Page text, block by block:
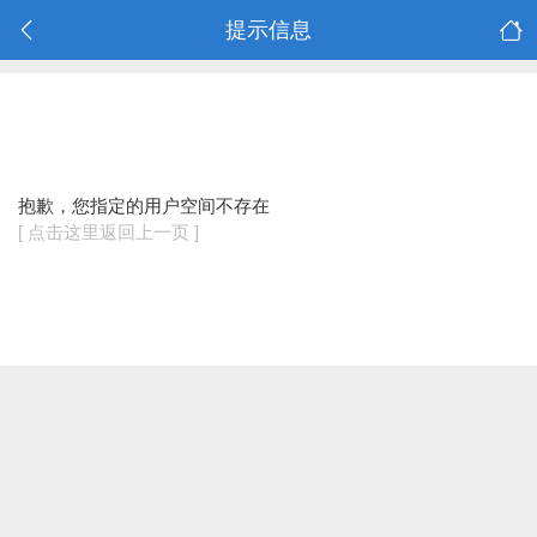
提示信息
抱歉，您指定的用户空间不存在
[ 点击这里返回上一页 ]